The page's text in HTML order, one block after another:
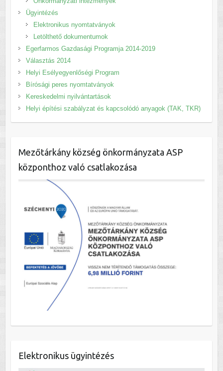
Ügyintézés
Elektronikus nyomtatványok
Letölthető dokumentumok
Egerfarmos Gazdasági Programja 2014-2019
Választás 2014
Helyi Esélyegyenlőségi Program
Bírósági peres nyomtatványok
Kereskedelmi nyilvántartások
Helyi építési szabályzat és kapcsolódó anyagok (TAK, TKR)
Mezőtárkány község önkormányzata ASP
központhoz való csatlakozása
Elektronikus ügyintézés